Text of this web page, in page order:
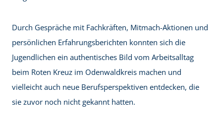
Durch Gespräche mit Fachkräften, Mitmach-Aktionen und
persönlichen Erfahrungsberichten konnten sich die
Jugendlichen ein authentisches Bild vom Arbeitsalltag
beim Roten Kreuz im Odenwaldkreis machen und
vielleicht auch neue Berufsperspektiven entdecken, die
sie zuvor noch nicht gekannt hatten.